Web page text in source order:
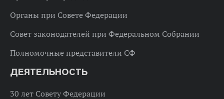
Органы при Совете Федерации
Совет законодателей при Федеральном Собрании
Полномочные представители СФ
ДЕЯТЕЛЬНОСТЬ
30 лет Совету Федерации